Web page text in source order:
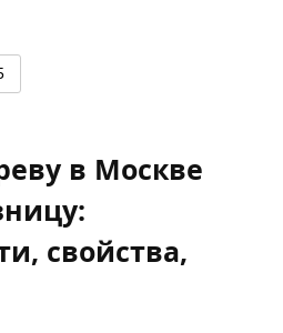
в Москве
свойства,